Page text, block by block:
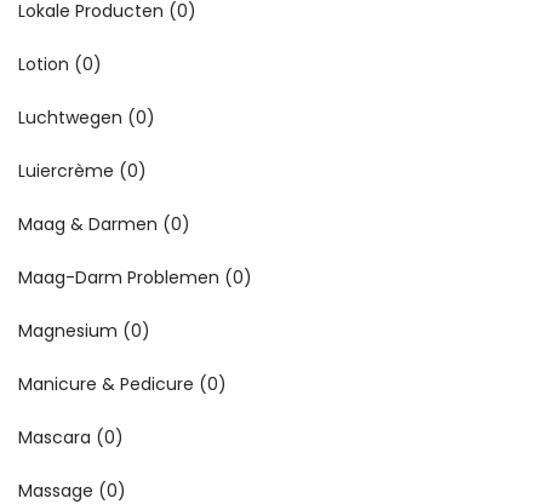
Lokale Producten (0)
Lotion (0)
Luchtwegen (0)
Luiercrème (0)
Maag & Darmen (0)
Maag-Darm Problemen (0)
Magnesium (0)
Manicure & Pedicure (0)
Mascara (0)
Massage (0)